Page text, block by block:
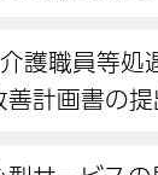
護職員等処
善計画書の提